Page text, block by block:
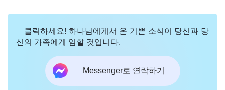
있는데도 하지 않는 것을 혐오한다. 본분을 이행할
때 온 힘을 다하지 않고 늘 사치스러운 욕망을 품고,
늘 명분을 바라고, 지위를 다투고, 하나님에게 요구
하는 것, 하나님은 이런 것을 역겨워하고 혐오스러워
(＜말씀ㆍ7권 진리 추구에 관하여ㆍ어떻게 진리
클릭하세요! 하나님에게서 온 기쁜 소식이 당신과 당
신의 가족에게 임할 것입니다.
Messenger로 연락하기